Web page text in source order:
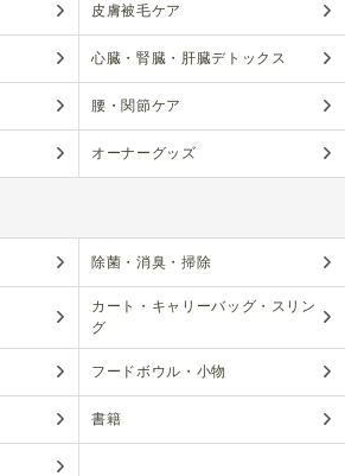
皮膚被毛ケア
心臓・腎臓・肝臓デトックス
腰・関節ケア
オーナーグッズ
除菌・消臭・掃除
カート・キャリーバッグ・スリン
グ
フードボウル・小物
書籍